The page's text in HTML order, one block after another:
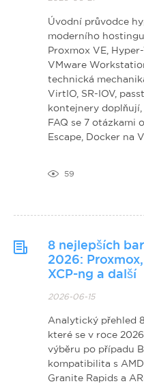
59
Úvodní průvodce
moderního hostingu
Proxmox VE,
VMware
technická
VirtIO, SR-IOV,
kontejnery doplňují,
FAQ se 7 otázkami
Escape, Docker na
8 nejlepších
2026:
XCP-ng a další
2026-06-15
Analytický přehled
které se v roce
výběru po případu
kompatibilita s
Granite Rapids a